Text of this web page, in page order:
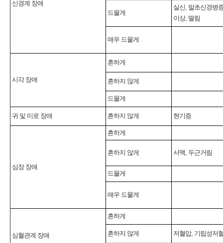
신경계 장애
드물게
실신, 말초신경병
이상, 떨림
매우 드물게
시각 장애
흔하게
흔하지 않게
드물게
귀 및 미로 장애 흔하지 않게 현기증
심장 장애
흔하게
흔하지 않게 서맥, 두근거림
드물게
매우 드물게
심혈관계 장애
흔하게
흔하지 않게 저혈압, 기립성저